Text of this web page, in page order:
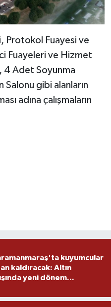
Protokol Fuayesi ve
Fuayeleri ve Hizmet
4 Adet Soyunma
gibi alanların
adına çalışmaların
kuyumcular
kaldıracak: Altın
yeni dönem...